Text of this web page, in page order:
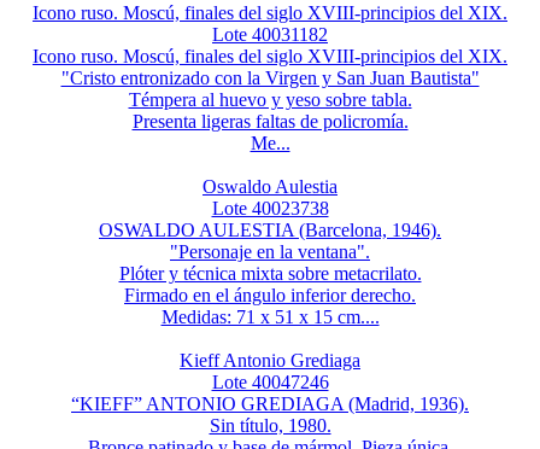
Icono ruso. Moscú, finales del siglo XVIII-principios del XIX.
Lote 40031182
Icono ruso. Moscú, finales del siglo XVIII-principios del XIX.
"Cristo entronizado con la Virgen y San Juan Bautista"
Témpera al huevo y yeso sobre tabla.
Presenta ligeras faltas de policromía.
Me...
Oswaldo Aulestia
Lote 40023738
OSWALDO AULESTIA (Barcelona, 1946).
"Personaje en la ventana".
Plóter y técnica mixta sobre metacrilato.
Firmado en el ángulo inferior derecho.
Medidas: 71 x 51 x 15 cm....
Kieff Antonio Grediaga
Lote 40047246
“KIEFF” ANTONIO GREDIAGA (Madrid, 1936).
Sin título, 1980.